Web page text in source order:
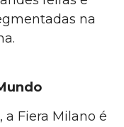
na
a Fiera Milano é